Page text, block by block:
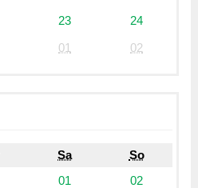
23
24
01 02
Sa
So
01
02